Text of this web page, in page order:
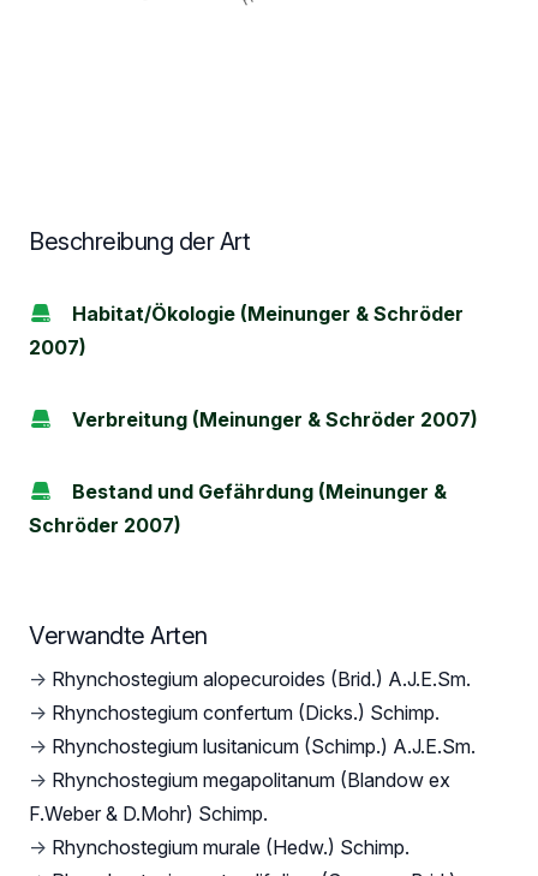
Beschreibung der Art
Habitat/Ökologie (Meinunger & Schröder
2007)
Verbreitung (Meinunger & Schröder 2007)
Bestand und Gefährdung (Meinunger &
Schröder 2007)
Verwandte Arten
→ Rhynchostegium alopecuroides (Brid.) A.J.E.Sm.
→ Rhynchostegium confertum (Dicks.) Schimp.
→ Rhynchostegium lusitanicum (Schimp.) A.J.E.Sm.
→ Rhynchostegium megapolitanum (Blandow ex
F.Weber & D.Mohr) Schimp.
→ Rhynchostegium murale (Hedw.) Schimp.